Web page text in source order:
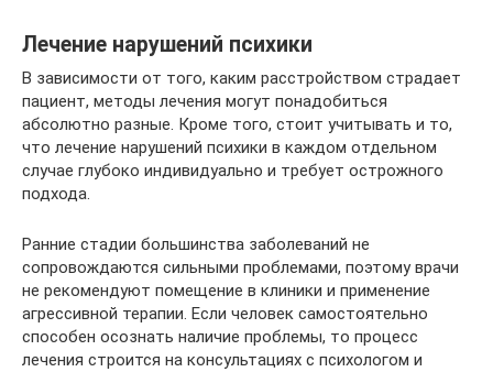
Лечение нарушений психики
В зависимости от того, каким расстройством страдает
пациент, методы лечения могут понадобиться
абсолютно разные. Кроме того, стоит учитывать и то,
что лечение нарушений психики в каждом отдельном
случае глубоко индивидуально и требует острожного
подхода.
Ранние стадии большинства заболеваний не
сопровождаются сильными проблемами, поэтому врачи
не рекомендуют помещение в клиники и применение
агрессивной терапии. Если человек самостоятельно
способен осознать наличие проблемы, то процесс
лечения строится на консультациях с психологом и